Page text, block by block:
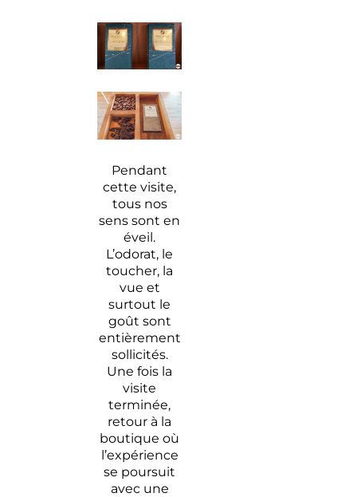
Pendant
cette visite,
tous nos
sens sont en
éveil.
L’odorat, le
toucher, la
vue et
surtout le
goût sont
entièrement
sollicités.
Une fois la
visite
terminée,
retour à la
boutique où
l’expérience
se poursuit
avec une